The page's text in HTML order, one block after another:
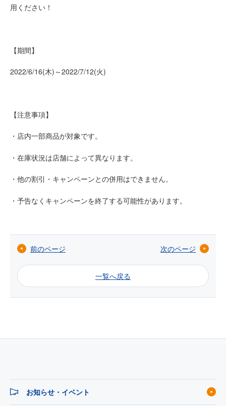
用ください！
【期間】
2022/6/16(木) ～2022/7/12(火)
【注意事項】
・店内一部商品が対象です。
・在庫状況は店舗によって異なります。
・他の割引・キャンペーンとの併用はできません。
・予告なくキャンペーンを終了する可能性があります。
前のページ 次のページ
一覧へ戻る
お知らせ・イベント